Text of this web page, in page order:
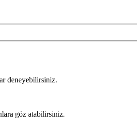
deneyebilirsiniz.
göz atabilirsiniz.